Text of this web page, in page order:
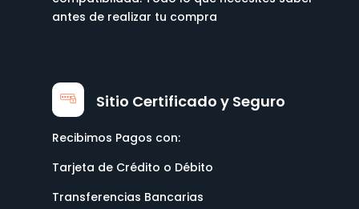
antes de realizar tu compra
Sitio Certificado y Seguro
Recibimos Pagos con:
Tarjeta de Crédito o Débito
Transferencias Bancarias